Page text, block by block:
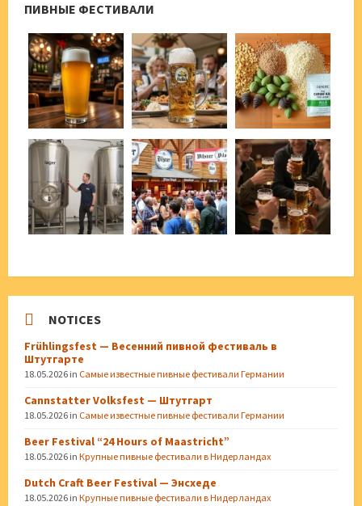
ПИВНЫЕ ФЕСТИВАЛИ
NOTICES
Frühlingsfest — Весенний пивной фестиваль в
Штутгарте
18.05.2026 in Самые известные пивные фестивали Германии
Cannstatter Volksfest — Штутгарт
18.05.2026 in Самые известные пивные фестивали Германии
Beer Festival “24 Hours of Maastricht”
18.05.2026 in Крупные пивные фестивали в Нидерландах
Dutch Craft Beer Festival — Энсхеде
18.05.2026 in Крупные пивные фестивали в Нидерландах